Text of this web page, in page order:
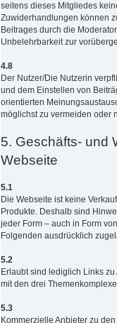
seitens dieses Mitgliedes
Zuwiderhandlungen können
Beitrages durch die
Unbelehrbarkeit zur
4.8
Der Nutzer/Die Nutzerin
und dem Einstellen von
orientierten
möglichst zu vermeiden oder
5. Geschäfts- und
Webseite
5.1
Die Webseite ist keine
Produkte. Deshalb sind
jeder Form – auch in Form
Folgenden ausdrücklich
5.2
Erlaubt sind lediglich Links
mit den drei
5.3
Kommerzielle Anbieter zu